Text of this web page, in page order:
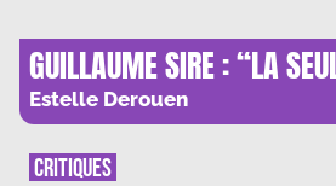
GUILLAUME SIRE : “LA
DIGNE DE CE NOM
PRINCIPE DE L’ELLIPSE”
Estelle Derouen
CRITIQUES